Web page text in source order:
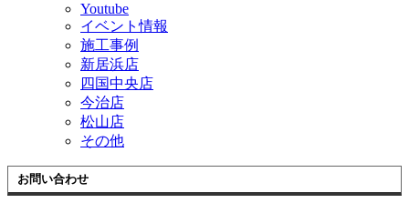
Youtube
イベント情報
施工事例
新居浜店
四国中央店
今治店
松山店
その他
お問い合わせ